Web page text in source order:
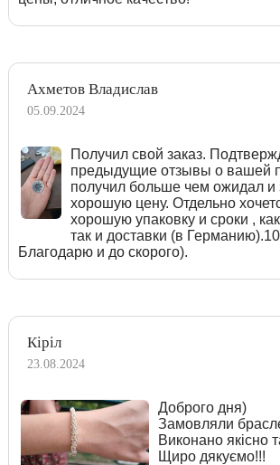
Ахметов Владислав
05.09.2024
Получил свой заказ.
предыдущие отзывы о вашей
получил больше чем ожидал и
хорошую цену. Отдельно
хорошую упаковку и сроки ,
так и доставки (в
Благодарю и до скорого).
Кіріл
23.08.2024
Доброго дня)
Замовляли
Виконано якісно
Щиро дякуємо!!!